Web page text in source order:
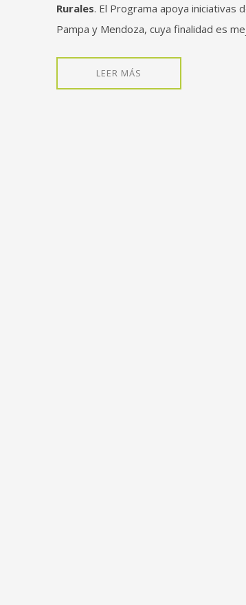
Rurales. El Programa apoya iniciativas
Pampa y Mendoza, cuya finalidad es
LEER MÁS